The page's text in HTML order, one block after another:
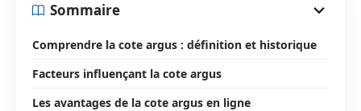
Sommaire
Comprendre la cote argus : définition et historique
Facteurs influençant la cote argus
Les avantages de la cote argus en ligne